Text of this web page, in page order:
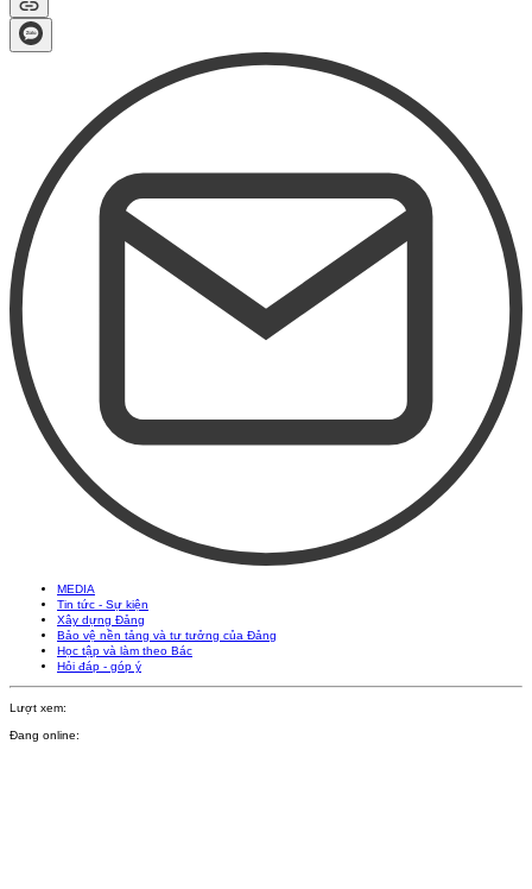
MEDIA
Tin tức - Sự kiện
Xây dựng Đảng
Bảo vệ nền tảng và tư tưởng của Đảng
Học tập và làm theo Bác
Hỏi đáp - góp ý
Lượt xem:
Đang online: